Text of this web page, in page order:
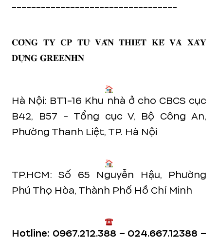
----------------------------------
𝐂𝐎̂𝐍𝐆 𝐓𝐘 𝐂𝐏 𝐓𝐔̛ 𝐕𝐀̂́𝐍 𝐓𝐇𝐈𝐄̂́𝐓 𝐊𝐄̂́ 𝐕𝐀̀ 𝐗𝐀̂𝐘
𝐃𝐔̛̣𝐍𝐆 𝐆𝐑𝐄𝐄𝐍𝐇𝐍
Hà Nội: BT1-16 Khu nhà ở cho CBCS cục
B42, B57 - Tổng cục V, Bộ Công An,
Phường Thanh Liệt, TP. Hà Nội
TP.HCM: Số 65 Nguyễn Hậu, Phường
Phú Thọ Hòa, Thành Phố Hồ Chí Minh
Hotline: 0967.212.388 – 024.667.12388 –